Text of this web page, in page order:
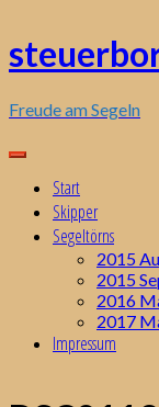
Inhalt
springen
Freude am Segeln
Start
Skipper
Segeltörns
2015
2015
2016
2017
Impressum